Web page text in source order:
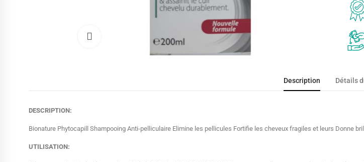
Description Détails
DESCRIPTION:
Bionature Phytocapill Shampooing Anti-pelliculaire Elimine les pellicules Fortifie les cheveux fragiles et leurs Donne
UTILISATION: